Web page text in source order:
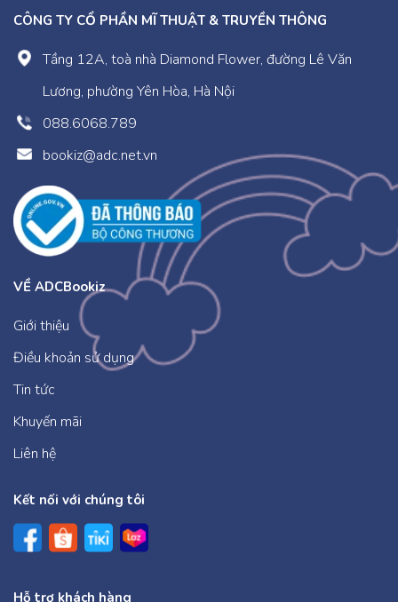
CÔNG TY CỔ PHẦN MĨ THUẬT & TRUYỀN THÔNG
Tầng 12A, toà nhà Diamond Flower, đường Lê Văn
Lương, phường Yên Hòa, Hà Nội
088.6068.789
bookiz@adc.net.vn
VỀ ADCBookiz
Giới thiệu
Điều khoản sử dụng
Tin tức
Khuyến mãi
Liên hệ
Kết nối với chúng tôi
Hỗ trợ khách hàng